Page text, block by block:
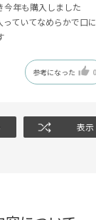
今年も購入しました
っていてなめらかで口
参考になった 0
表示